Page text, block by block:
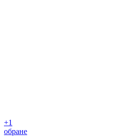
+1
обране